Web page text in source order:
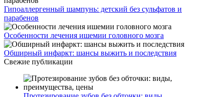
Гипоаллергенный шампунь: детский без сульфатов и
парабенов
Особенности лечения ишемии головного мозга
Обширный инфаркт: шансы выжить и последствия
Свежие публикации